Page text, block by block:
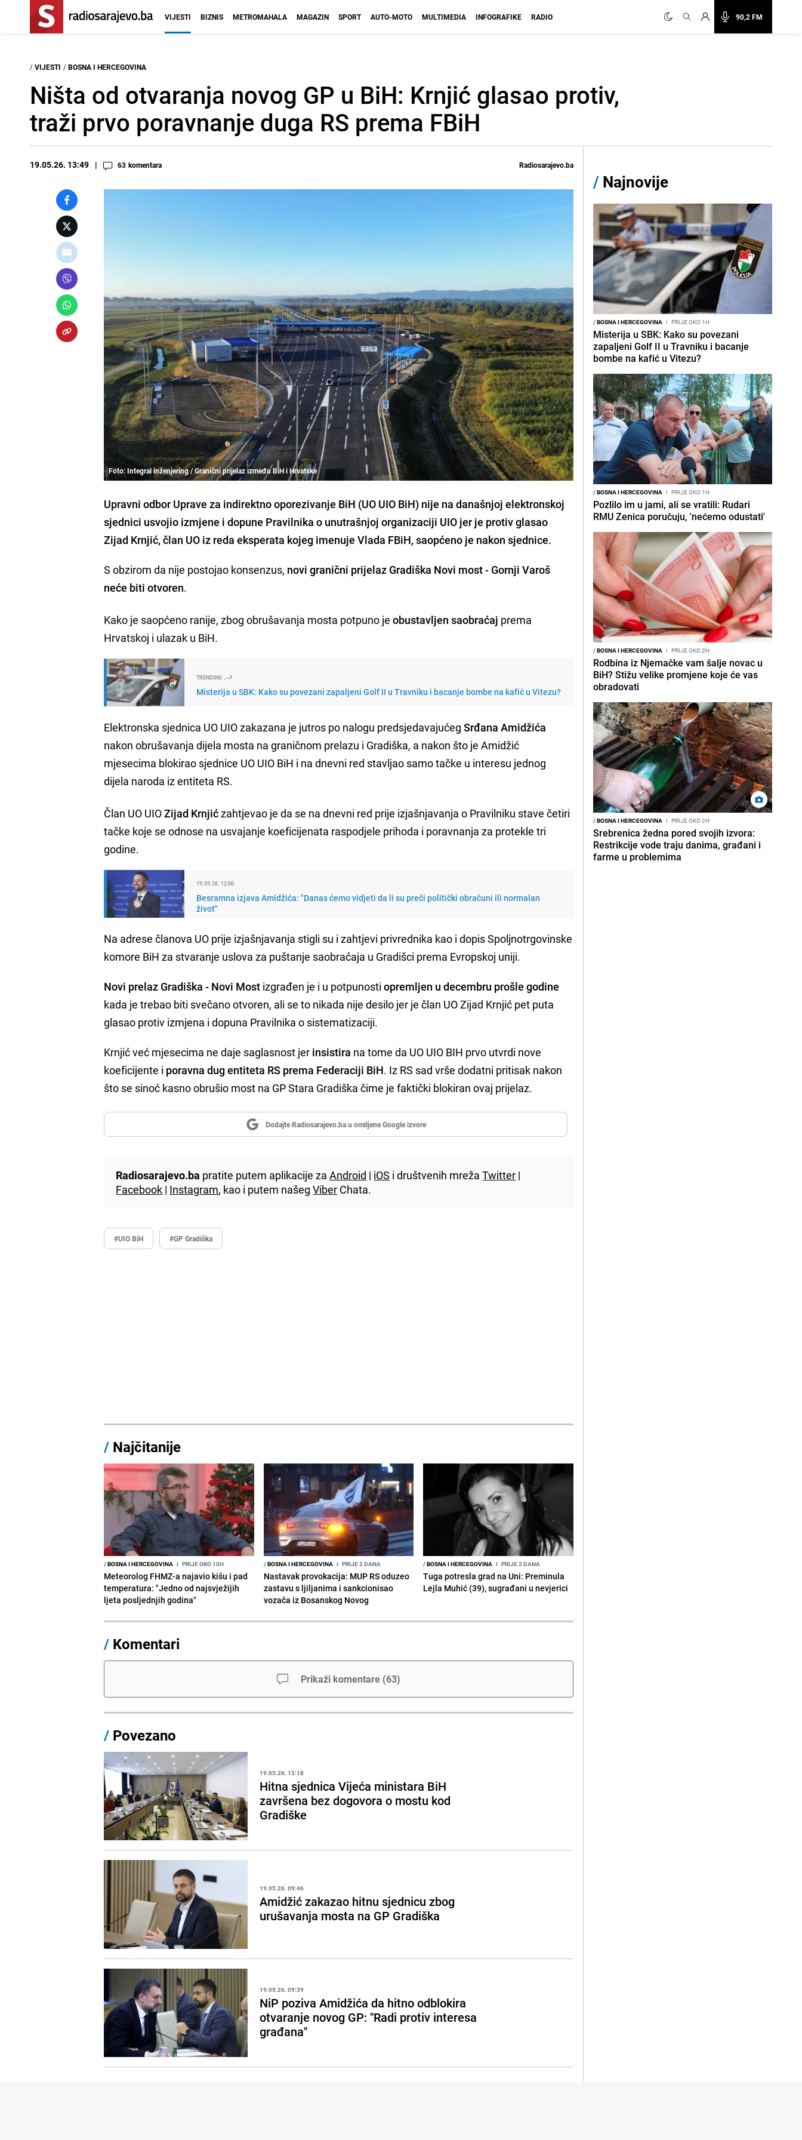
90,2 FM
VIJESTI BIZNIS METROMAHALA MAGAZIN SPORT AUTO-MOTO MULTIMEDIA INFOGRAFIKE RADIO
/ VIJESTI / BOSNA I HERCEGOVINA
Ništa od otvaranja novog GP u BiH: Krnjić glasao protiv,
traži prvo poravnanje duga RS prema FBiH
19.05.26. 13:49 63 komentara Radiosarajevo.ba
Foto: Integral inženjering / Granični prijelaz između BiH i Hrvatske
Upravni odbor Uprave za indirektno oporezivanje BiH (UO UIO BiH) nije na današnjoj elektronskoj
sjednici usvojio izmjene i dopune Pravilnika o unutrašnjoj organizaciji UIO jer je protiv glasao
Zijad Krnjić, član UO iz reda eksperata kojeg imenuje Vlada FBiH, saopćeno je nakon sjednice.
S obzirom da nije postojao konsenzus, novi granični prijelaz Gradiška Novi most - Gornji Varoš
neće biti otvoren.
Kako je saopćeno ranije, zbog obrušavanja mosta potpuno jeobustavljen saobraćaj prema
Hrvatskoj i ulazak u BiH.
TRENDING
Misterija u SBK: Kako su povezani zapaljeni Golf II u Travniku i bacanje bombe na kafić u Vitezu?
Elektronska sjednica UO UIO zakazana je jutros po nalogu predsjedavajućeg Srđana Amidžića
nakon obrušavanja dijela mosta na graničnom prelazu i Gradiška, a nakon što je Amidžić
mjesecima blokirao sjednice UO UIO BiH i na dnevni red stavljao samo tačke u interesu jednog
dijela naroda iz entiteta RS.
Član UO UIOZijad Krnjićzahtjevao je da se na dnevni red prije izjašnjavanja o Pravilniku stave četiri
tačke koje se odnose na usvajanje koeficijenata raspodjele prihoda i poravnanja za protekle tri
godine.
19.05.26. 12:00
Besramna izjava Amidžića: "Danas ćemo vidjeti da li su preči politički obračuni ili normalan
život"
Na adrese članova UO prije izjašnjavanja stigli su i zahtjevi privrednika kao i dopis Spoljnotrgovinske
komore BiH za stvaranje uslova za puštanje saobraćaja u Gradišci prema Evropskoj uniji.
Novi prelaz Gradiška - Novi Most izgrađen je i u potpunostiopremljen u decembru prošle godine
kada je trebao biti svečano otvoren, ali se to nikada nije desilo jer je član UO Zijad Krnjić pet puta
glasao protiv izmjena i dopuna Pravilnika o sistematizaciji.
Krnjić već mjesecima ne daje saglasnost jer insistira na tome da UO UIO BIH prvo utvrdi nove
koeficijente i poravna dug entiteta RS prema Federaciji BiH. Iz RS sad vrše dodatni pritisak nakon
što se sinoć kasno obrušio most na GP Stara Gradiška čime je faktički blokiran ovaj prijelaz.
Dodajte Radiosarajevo.ba u omiljene Google izvore
Radiosarajevo.ba pratite putem aplikacije zaAndroid | iOS i društvenih mrežaTwitter |
Facebook | Instagram, kao i putem našegViber Chata.
#UIO BiH #GP Gradiška
/ Najčitanije
/BOSNA I HERCEGOVINA I PRIJE OKO 10H
Meteorolog FHMZ-a najavio kišu i pad
temperatura: "Jedno od najsvježijih
ljeta posljednjih godina"
/BOSNA I HERCEGOVINA I PRIJE 2 DANA
Nastavak provokacija: MUP RS oduzeo
zastavu s ljiljanima i sankcionisao
vozača iz Bosanskog Novog
/BOSNA I HERCEGOVINA I PRIJE 2 DANA
Tuga potresla grad na Uni: Preminula
Lejla Muhić (39), sugrađani u nevjerici
/ Komentari
Prikaži komentare (63)
/ Povezano
19.05.26. 13:18
Hitna sjednica Vijeća ministara BiH
završena bez dogovora o mostu kod
Gradiške
19.05.26. 09:46
Amidžić zakazao hitnu sjednicu zbog
urušavanja mosta na GP Gradiška
19.05.26. 09:39
NiP poziva Amidžića da hitno odblokira
otvaranje novog GP: "Radi protiv interesa
građana"
/ Najnovije
/BOSNA I HERCEGOVINA I PRIJE OKO 1H
Misterija u SBK: Kako su povezani
zapaljeni Golf II u Travniku i bacanje
bombe na kafić u Vitezu?
/BOSNA I HERCEGOVINA I PRIJE OKO 1H
Pozlilo im u jami, ali se vratili: Rudari
RMU Zenica poručuju, 'nećemo odustati'
/BOSNA I HERCEGOVINA I PRIJE OKO 2H
Rodbina iz Njemačke vam šalje novac u
BiH? Stižu velike promjene koje će vas
obradovati
/BOSNA I HERCEGOVINA I PRIJE OKO 2H
Srebrenica žedna pored svojih izvora:
Restrikcije vode traju danima, građani i
farme u problemima